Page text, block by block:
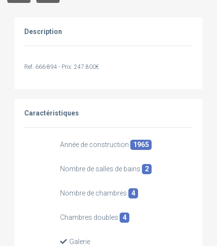
Description
Ref. 666-894 - Prix: 247.800€
Caractéristiques
Année de construction 1965
Nombre de salles de bains 2
Nombre de chambres 4
Chambres doubles 4
Galerie